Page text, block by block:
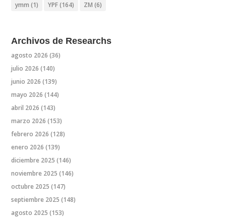
ymm (1) YPF(164) ZM (6)
Archivos de Researchs
agosto 2026 (36)
julio 2026 (140)
junio 2026 (139)
mayo 2026 (144)
abril 2026 (143)
marzo 2026 (153)
febrero 2026 (128)
enero 2026 (139)
diciembre 2025 (146)
noviembre 2025 (146)
octubre 2025 (147)
septiembre 2025 (148)
agosto 2025 (153)